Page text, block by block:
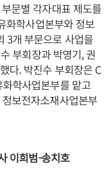
문별 각자대표 제도를
화학사업본부와 정보
3개 부문으로 사업을
부회장과 박영기, 권
다. 박진수 부회장은 C
학사업본부를 맡고
보전자소재사업본부
이희범-송치호